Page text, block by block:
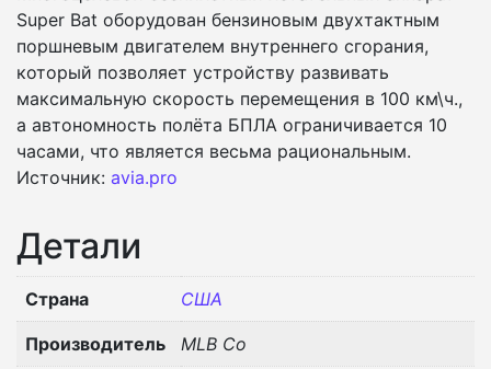
Super Bat оборудован бензиновым двухтактным
поршневым двигателем внутреннего сгорания,
который позволяет устройству развивать
максимальную скорость перемещения в 100 км\ч.,
а автономность полёта БПЛА ограничивается 10
часами, что является весьма рациональным.
Источник: avia.pro
Детали
Страна США
Производитель MLB Co